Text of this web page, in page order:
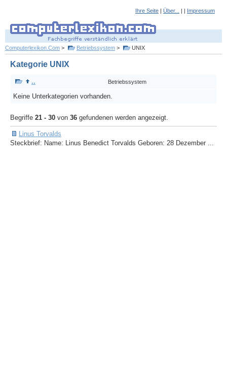
Ihre Seite | Über... | | Impressum
Computerlexikon.Com > Betriebssystem > UNIX
Kategorie UNIX
.. Betriebssystem
Keine Unterkategorien vorhanden.
Begriffe 21 - 30 von 36 gefundenen werden angezeigt.
Linus Torvalds
Steckbrief: Name: Linus Benedict Torvalds Geboren: 28 Dezember ...